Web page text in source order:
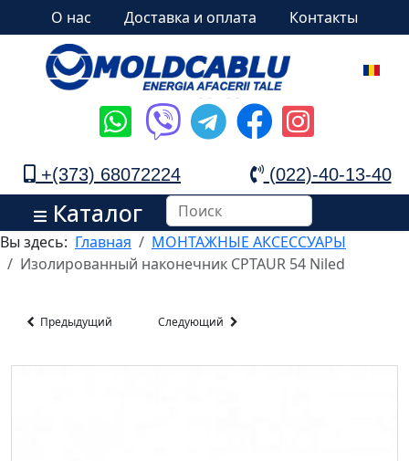
О нас Доставка и оплата Контакты
+(373) 68072224 (022)-40-13-40
Каталог
Вы здесь: Главная
МОНТАЖНЫЕ АКСЕССУАРЫ
Изолированный наконечник CPTAUR 54 Niled
Предыдущий Следующий